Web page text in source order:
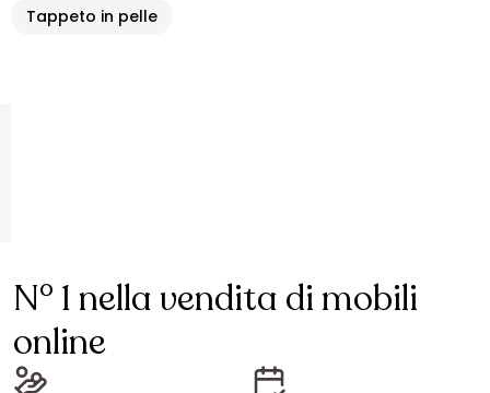
Tappeto in pelle
N° 1 nella vendita di mobili
online